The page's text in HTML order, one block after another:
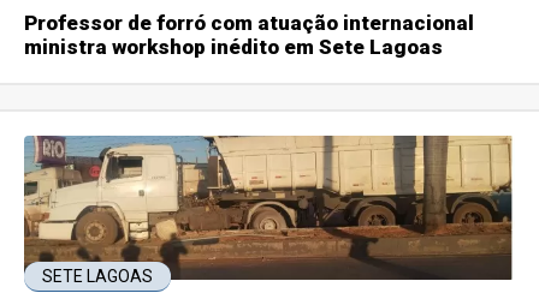
Professor de forró com atuação internacional
ministra workshop inédito em Sete Lagoas
SETE LAGOAS